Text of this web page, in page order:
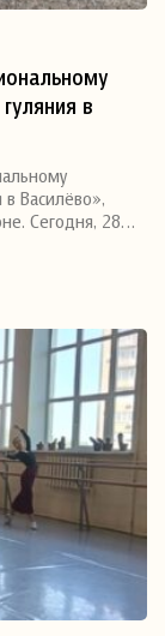
в
Василёво»,
Сегодня, 28…